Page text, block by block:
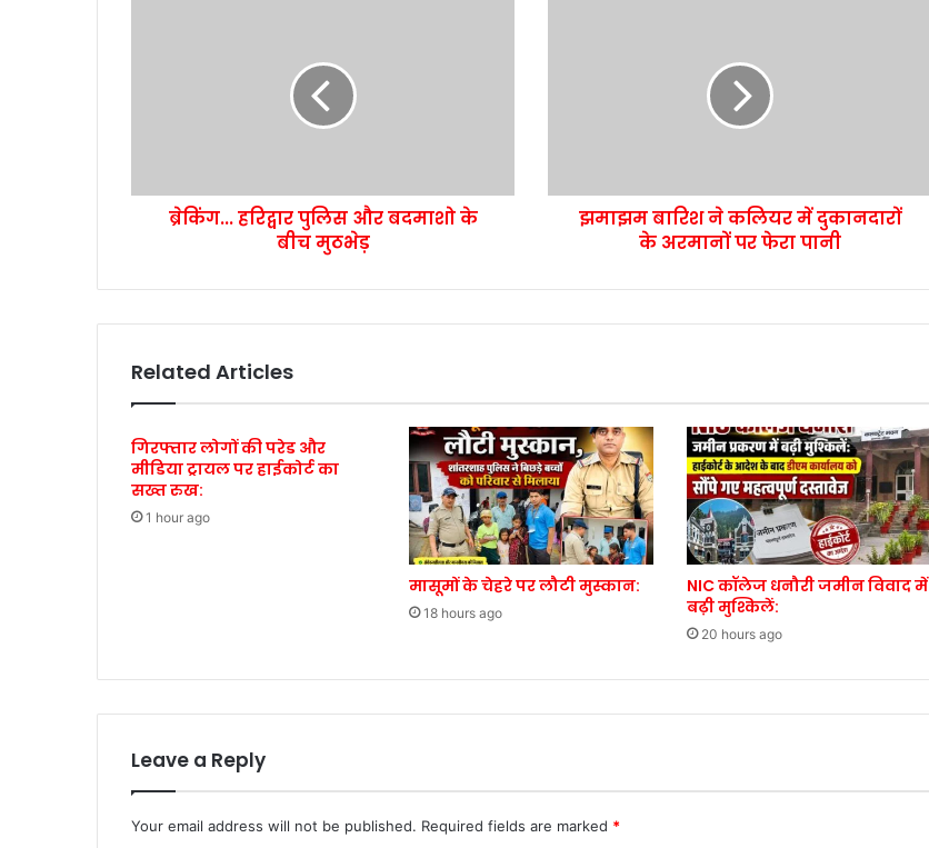
ब्रेकिंग... हरिद्वार पुलिस और बदमाशो के
बीच मुठभेड़
झमाझम बारिश ने कलियर में दुकानदारों
के अरमानों पर फेरा पानी
Related Articles
गिरफ्तार लोगों की परेड और
मीडिया ट्रायल पर हाईकोर्ट का
सख्त रुख:
1 hour ago
मासूमों के चेहरे पर लौटी मुस्कान:
18 hours ago
NIC कॉलेज धनौरी जमीन विवाद में
बढ़ी मुश्किलें:
20 hours ago
Leave a Reply
Your email address will not be published. Required fields are marked *